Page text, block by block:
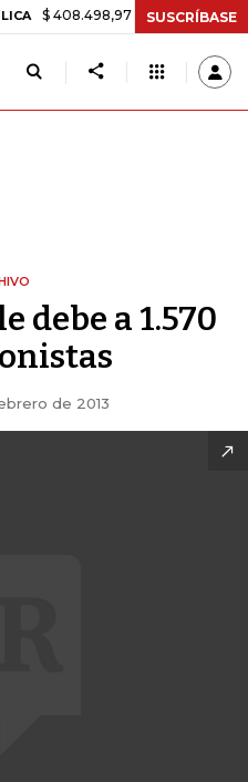
$ 408.498,97 +$ 8.753,81 +2,19%
SUSCRÍBASE
debe a 1.570
de 2013